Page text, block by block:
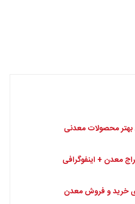
معدن + اینفوگرافی
خرید و فروش معدن